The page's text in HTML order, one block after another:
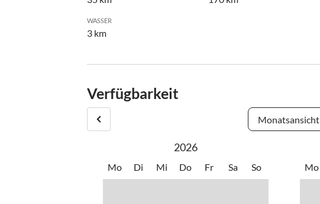
WASSER
3 km
Verfügbarkeit
Monatsansicht
2026
Mo Di Mi Do Fr Sa So Mo